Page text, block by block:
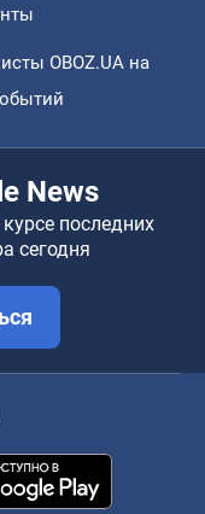
OBOZ.UA на
News
последних
сегодня